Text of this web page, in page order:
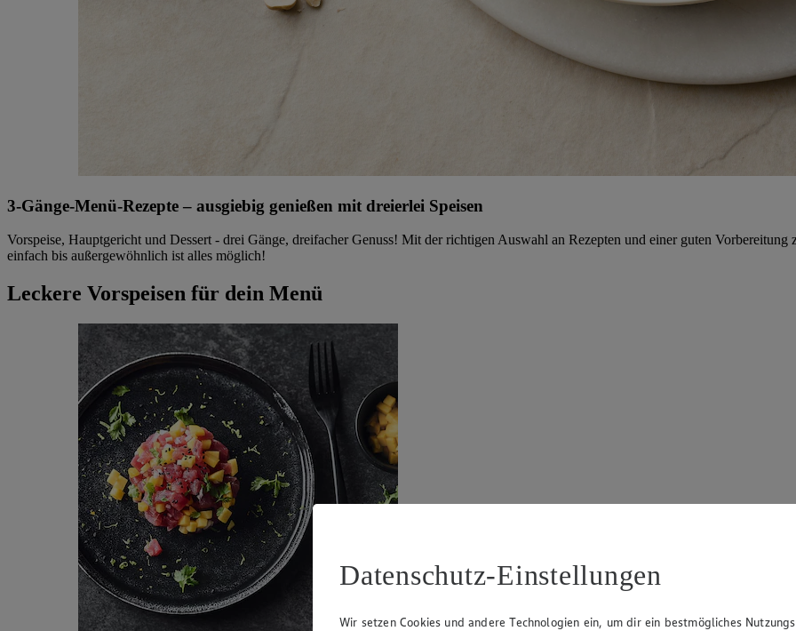
3-Gänge-Menü-Rezepte – ausgiebig genießen mit dreierlei Speisen
Vorspeise, Hauptgericht und Dessert - drei Gänge, dreifacher Genuss! Mit der richtigen Auswahl an Rezepten und einer guten
einfach bis außergewöhnlich ist alles möglich!
Leckere Vorspeisen für dein Menü
Datenschutz-Einstellungen
Wir setzen Cookies und andere Technologien ein, um dir ein bestmögliches